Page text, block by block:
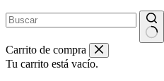
Carrito de compra
Tu carrito está vacío.